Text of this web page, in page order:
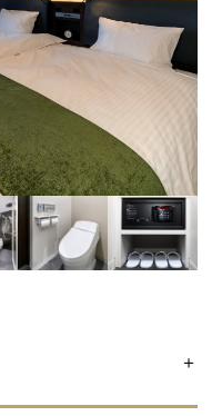
침대 설치(불가)
니다.
＋